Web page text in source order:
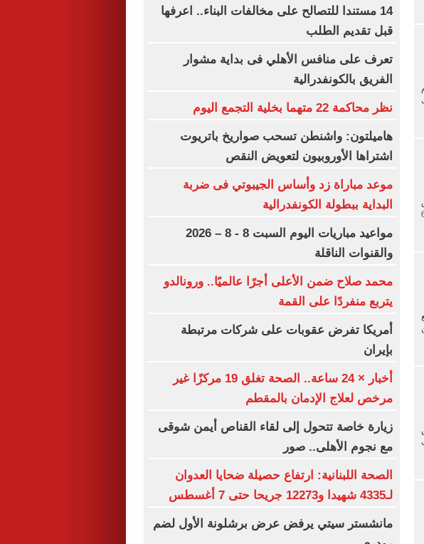
الأدهم، على حكم حبسها 6
14 مستندا للتصالح على مخالفات البناء.. اعرفها
قبل تقديم الطلب
تعرف على منافس الأهلي فى بداية مشوار
الفريق بالكونفدرالية
نظر محاكمة 22 متهما بخلية التجمع اليوم
هاميلتون: واشنطن تسحب صواريخ باتريوت
اشتراها الأوروبيون لتعويض النقص
موعد مباراة زد وأساس الجيبوتي فى ضربة
البداية ببطولة الكونفدرالية
مواعيد مباريات اليوم السبت 8 - 8 – 2026
والقنوات الناقلة
محمد صلاح ضمن الأعلى أجرًا عالميًا.. ورونالدو
يتربع منفردًا على القمة
أمريكا تفرض عقوبات على شركات مرتبطة
بإيران
أخبار × 24 ساعة.. الصحة تغلق 19 مركزًا غير
مرخص لعلاج الإدمان بالمقطم
زيارة خاصة تتحول إلى لقاء القناص أيمن شوقى
مع نجوم الأهلى.. صور
الصحة اللبنانية: ارتفاع حصيلة ضحايا العدوان
لـ4335 شهيدا و12273 جريحا حتى 7 أغسطس
مانشستر سيتي يرفض عرض برشلونة الأول لضم